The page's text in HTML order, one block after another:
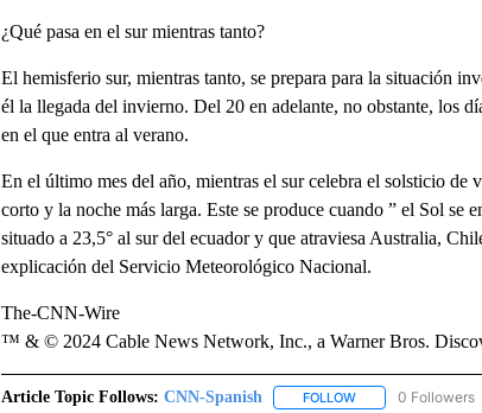
¿Qué pasa en el sur mientras tanto?
El hemisferio sur, mientras tanto, se prepara para la situación
él la llegada del invierno. Del 20 en adelante, no obstante, los
en el que entra al verano.
En el último mes del año, mientras el sur celebra el solsticio
corto y la noche más larga. Este se produce cuando ” el Sol se
situado a 23,5° al sur del ecuador y que atraviesa Australia,
explicación del Servicio Meteorológico Nacional.
The-CNN-Wire
™ & © 2024 Cable News Network, Inc., a Warner Bros.
Article Topic Follows: CNN-Spanish FOLLOWFOLLOW "CNN-
0 Followers